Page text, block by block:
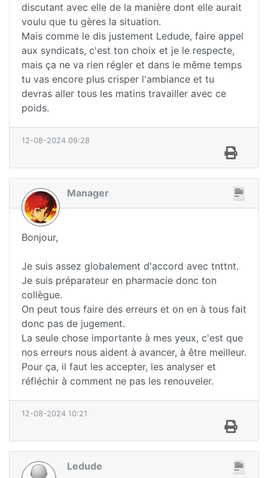
discutant avec elle de la manière dont elle aurait
voulu que tu gères la situation.
Mais comme le dis justement Ledude, faire appel
aux syndicats, c'est ton choix et je le respecte,
mais ça ne va rien régler et dans le même temps
tu vas encore plus crisper l'ambiance et tu
devras aller tous les matins travailler avec ce
poids.
12-08-2024 09:28
Manager
Bonjour,
Je suis assez globalement d'accord avec tnttnt.
Je suis préparateur en pharmacie donc ton
collègue.
On peut tous faire des erreurs et on en à tous fait
donc pas de jugement.
La seule chose importante à mes yeux, c'est que
nos erreurs nous aident à avancer, à être meilleur.
Pour ça, il faut les accepter, les analyser et
réfléchir à comment ne pas les renouveler.
12-08-2024 10:21
Ledude